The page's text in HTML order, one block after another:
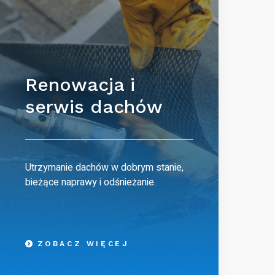
Renowacja i
serwis dachów
Utrzymanie dachów w dobrym stanie,
bieżące naprawy i odśnieżanie.
ZOBACZ WIĘCEJ